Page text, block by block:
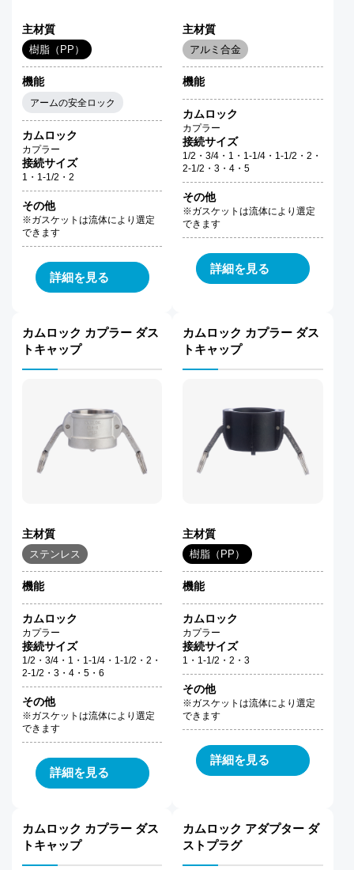
主材質
樹脂（PP）
機能
アームの安全ロック
カムロック
カプラー
接続サイズ
1・1-1/2・2
その他
※ガスケットは流体により選定
できます
詳細を見る
主材質
アルミ合金
機能
カムロック
カプラー
接続サイズ
1/2・3/4・1・1-1/4・1-1/2・2・
2-1/2・3・4・5
その他
※ガスケットは流体により選定
できます
詳細を見る
カムロック カプラー ダス
トキャップ
主材質
ステンレス
機能
カムロック
カプラー
接続サイズ
1/2・3/4・1・1-1/4・1-1/2・2・
2-1/2・3・4・5・6
その他
※ガスケットは流体により選定
できます
詳細を見る
カムロック カプラー ダス
トキャップ
主材質
樹脂（PP）
機能
カムロック
カプラー
接続サイズ
1・1-1/2・2・3
その他
※ガスケットは流体により選定
できます
詳細を見る
カムロック カプラー ダス
トキャップ
カムロック アダプター ダ
ストプラグ